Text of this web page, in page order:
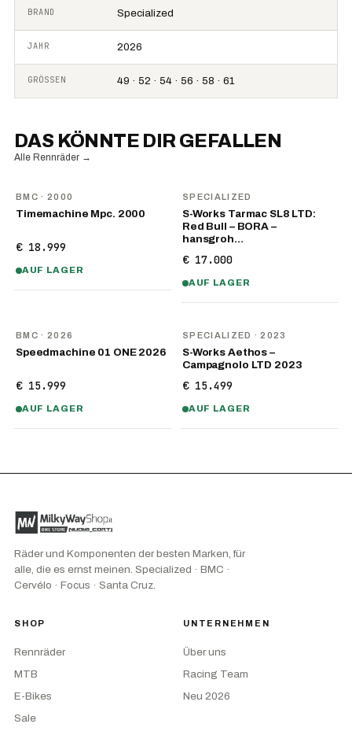
BRAND Specialized
JAHR 2026
GRÖSSEN 49 · 52 · 54 · 56 · 58 · 61
DAS KÖNNTE DIR GEFALLEN
Alle Rennräder →
BMC · 2000
Timemachine Mpc. 2000
€ 18.999
AUF LAGER
SPECIALIZED
S-Works Tarmac SL8 LTD:
Red Bull – BORA –
hansgroh…
€ 17.000
AUF LAGER
BMC · 2026
Speedmachine 01 ONE 2026
€ 15.999
AUF LAGER
SPECIALIZED · 2023
S-Works Aethos –
Campagnolo LTD 2023
€ 15.499
AUF LAGER
Räder und Komponenten der besten Marken, für
alle, die es ernst meinen. Specialized · BMC ·
Cervélo · Focus · Santa Cruz.
SHOP
Rennräder
MTB
E-Bikes
Sale
UNTERNEHMEN
Über uns
Racing Team
Neu 2026